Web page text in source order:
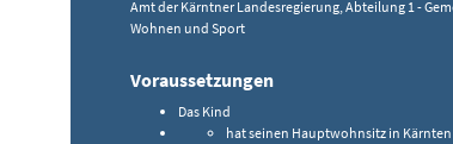
Amt der Kärntner Landesregierung, Abteilung 1 -
Wohnen und Sport
Voraussetzungen
Das Kind
hat seinen Hauptwohnsitz in